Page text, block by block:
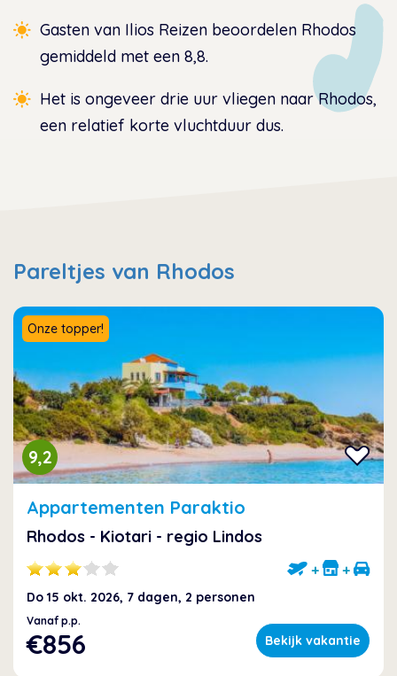
Gasten van Ilios Reizen beoordelen Rhodos
gemiddeld met een 8,8.
Het is ongeveer drie uur vliegen naar Rhodos,
een relatief korte vluchtduur dus.
Pareltjes van Rhodos
9,2
Onze topper!
Appartementen Paraktio
Rhodos - Kiotari - regio Lindos
+ +
Do 15 okt. 2026, 7 dagen, 2 personen
Vanaf p.p.
€856 Bekijk vakantie